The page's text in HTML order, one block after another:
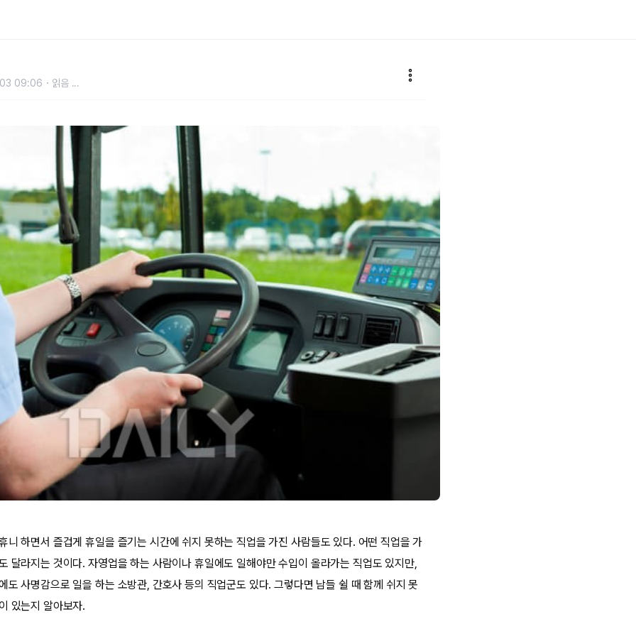
09:06 읽음 ...
니 하면서 즐겁게 휴일을 즐기는 시간에 쉬지 못하는 직업을 가진 사람들도 있다. 어떤 직업을 가
달라지는 것이다. 자영업을 하는 사람이나 휴일에도 일해야만 수입이 올라가는 직업도 있지만,
도 사명감으로 일을 하는 소방관, 간호사 등의 직업군도 있다. 그렇다면 남들 쉴 때 함께 쉬지 못
있는지 알아보자.